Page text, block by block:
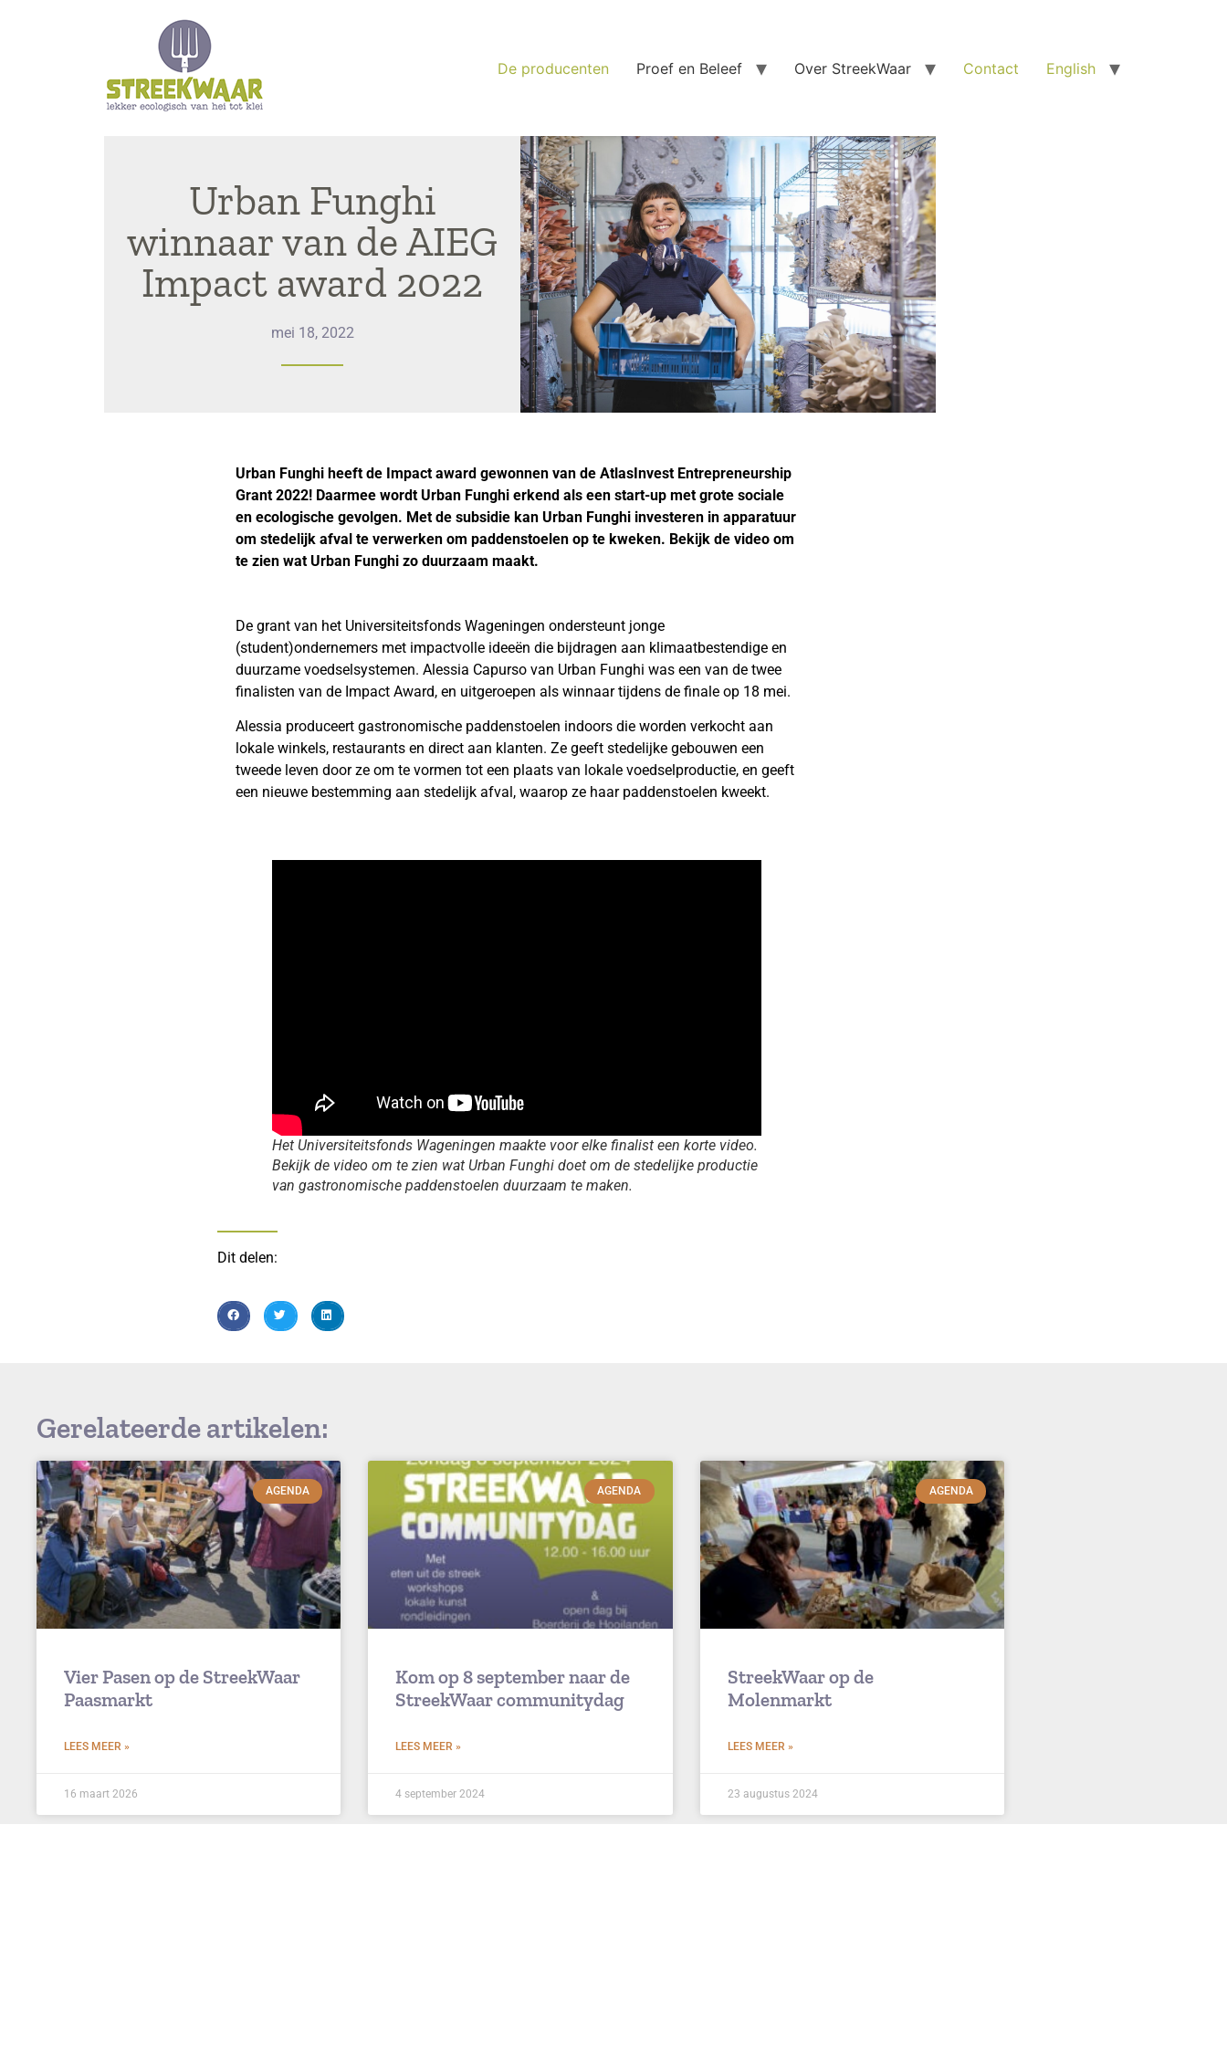
De producenten Proef en Beleef Over StreekWaar Contact English
Urban Funghi
winnaar van de AIEG
Impact award 2022
mei 18, 2022
Urban Funghi heeft de Impact award gewonnen van de AtlasInvest Entrepreneurship
Grant 2022! Daarmee wordt Urban Funghi erkend als een start-up met grote sociale
en ecologische gevolgen. Met de subsidie ​​kan Urban Funghi investeren in apparatuur
om stedelijk afval te verwerken om paddenstoelen op te kweken. Bekijk de video om
te zien wat Urban Funghi zo duurzaam maakt.
De grant ​​van het Universiteitsfonds Wageningen ondersteunt jonge
(student)ondernemers met impactvolle ideeën die bijdragen aan klimaatbestendige en
duurzame voedselsystemen. Alessia Capurso van Urban Funghi was een van de twee
finalisten van de Impact Award, en uitgeroepen als winnaar tijdens de finale op 18 mei.
Alessia produceert gastronomische paddenstoelen indoors die worden verkocht aan
lokale winkels, restaurants en direct aan klanten. Ze geeft stedelijke gebouwen een
tweede leven door ze om te vormen tot een plaats van lokale voedselproductie, en geeft
een nieuwe bestemming aan stedelijk afval, waarop ze haar paddenstoelen kweekt.
Het Universiteitsfonds Wageningen maakte voor elke finalist een korte video.
Bekijk de video om te zien wat Urban Funghi doet om de stedelijke productie
van gastronomische paddenstoelen duurzaam te maken.
Dit delen:
Gerelateerde artikelen:
AGENDA
Vier Pasen op de StreekWaar
Paasmarkt
LEES MEER »
16 maart 2026
AGENDA
Kom op 8 september naar de
StreekWaar communitydag
LEES MEER »
4 september 2024
AGENDA
StreekWaar op de
Molenmarkt
LEES MEER »
23 augustus 2024